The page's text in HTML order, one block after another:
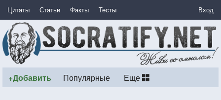
Цитаты Статьи Факты Тесты Вход
+Добавить Популярные Еще